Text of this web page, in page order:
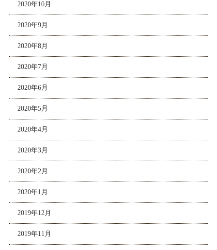
2020年10月
2020年9月
2020年8月
2020年7月
2020年6月
2020年5月
2020年4月
2020年3月
2020年2月
2020年1月
2019年12月
2019年11月